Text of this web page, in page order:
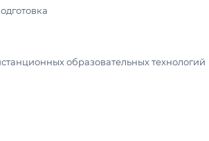
образовательных технологий